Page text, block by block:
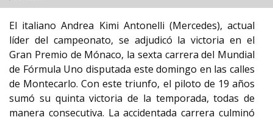
El italiano Andrea Kimi Antonelli (Mercedes), actual
líder del campeonato, se adjudicó la victoria en el
Gran Premio de Mónaco, la sexta carrera del Mundial
de Fórmula Uno disputada este domingo en las calles
de Montecarlo. Con este triunfo, el piloto de 19 años
sumó su quinta victoria de la temporada, todas de
manera consecutiva. La accidentada carrera culminó